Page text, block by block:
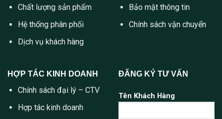
Chất lượng sản phẩm
Hệ thống phân phối
Dịch vụ khách hàng
Bảo mật thông tin
Chính sách vận chuyển
HỢP TÁC KINH DOANH
Chính sách đại lý – CTV
Hợp tác kinh doanh
ĐĂNG KÝ TƯ VẤN
Tên Khách Hàng